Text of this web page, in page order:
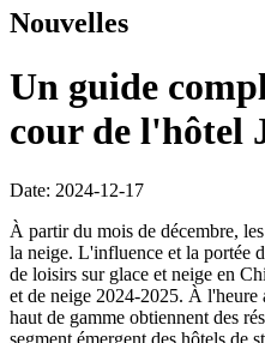
Nouvelles
Un guide
cour de l'hôtel
Date: 2024-12-17
À partir du mois de décembre,
la neige. L'influence et la portée
de loisirs sur glace et neige en
et de neige 2024-2025. À l'heure
haut de gamme obtiennent des
segment émergent des hôtels de